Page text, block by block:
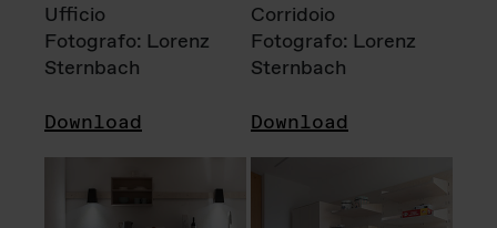
Ufficio
Fotografo: Lorenz
Sternbach
Download
Corridoio
Fotografo: Lorenz
Sternbach
Download